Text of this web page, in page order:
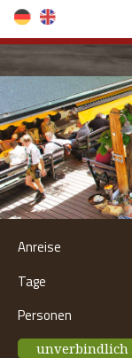
direkt zur Navigation
direkt zum Inhalt
Anreise
Tage
Personen
unverbindlich